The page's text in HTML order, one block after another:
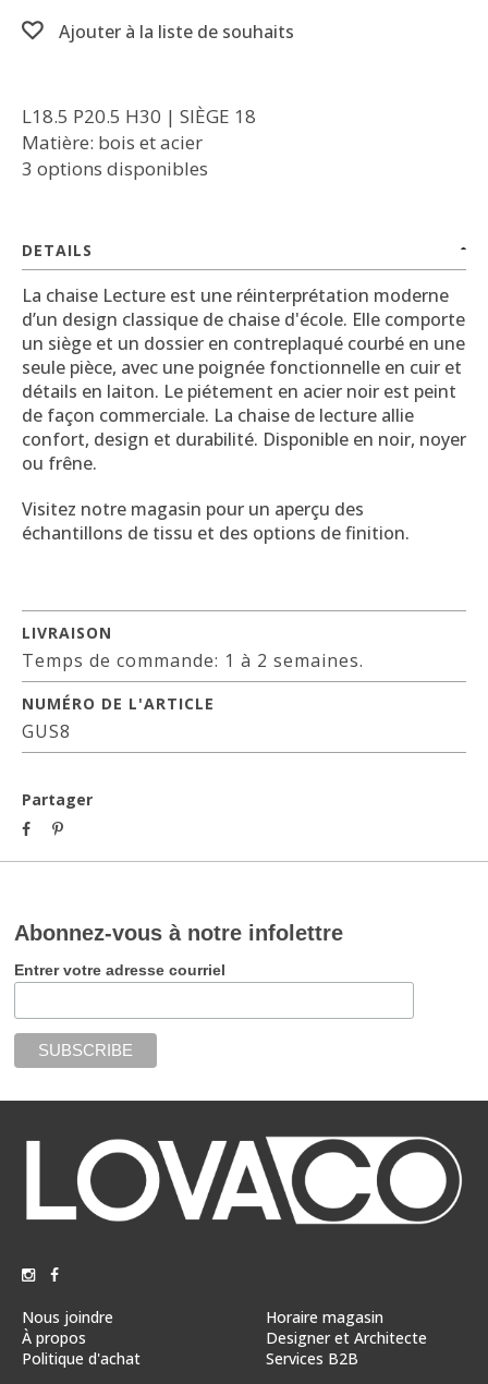
Ajouter à la liste de souhaits
L18.5 P20.5 H30 | SIÈGE 18
Matière: bois et acier
3 options disponibles
DETAILS
La chaise Lecture est une réinterprétation moderne
d’un design classique de chaise d'école. Elle comporte
un siège et un dossier en contreplaqué courbé en une
seule pièce, avec une poignée fonctionnelle en cuir et
détails en laiton. Le piétement en acier noir est peint
de façon commerciale. La chaise de lecture allie
confort, design et durabilité. Disponible en noir, noyer
ou frêne.
Visitez notre magasin pour un aperçu des
échantillons de tissu et des options de finition.
LIVRAISON
Temps de commande: 1 à 2 semaines.
NUMÉRO DE L'ARTICLE
GUS8
Partager
Abonnez-vous à notre infolettre
Entrer votre adresse courriel
Nous joindre
À propos
Politique d'achat
Horaire magasin
Designer et Architecte
Services B2B